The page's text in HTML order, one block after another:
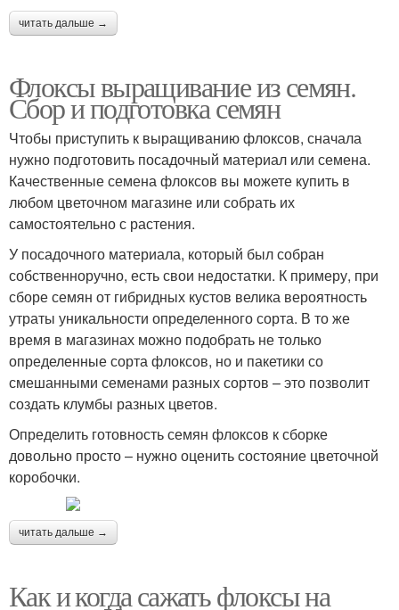
читать дальше →
Флоксы выращивание из семян.
Сбор и подготовка семян
Чтобы приступить к выращиванию флоксов, сначала
нужно подготовить посадочный материал или семена.
Качественные семена флоксов вы можете купить в
любом цветочном магазине или собрать их
самостоятельно с растения.
У посадочного материала, который был собран
собственноручно, есть свои недостатки. К примеру, при
сборе семян от гибридных кустов велика вероятность
утраты уникальности определенного сорта. В то же
время в магазинах можно подобрать не только
определенные сорта флоксов, но и пакетики со
смешанными семенами разных сортов – это позволит
создать клумбы разных цветов.
Определить готовность семян флоксов к сборке
довольно просто – нужно оценить состояние цветочной
коробочки.
читать дальше →
Как и когда сажать флоксы на